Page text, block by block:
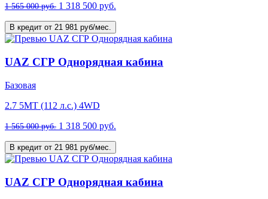
1 565 000 руб. 1 318 500 руб.
В кредит от 21 981 руб/мес.
UAZ СГР Однорядная кабина
Базовая
2.7 5MT (112 л.с.) 4WD
1 565 000 руб. 1 318 500 руб.
В кредит от 21 981 руб/мес.
UAZ СГР Однорядная кабина